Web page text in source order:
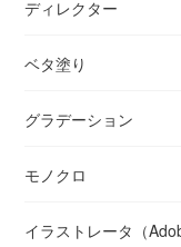
ディレクター
ベタ塗り
グラデーション
モノクロ
イラストレータ（